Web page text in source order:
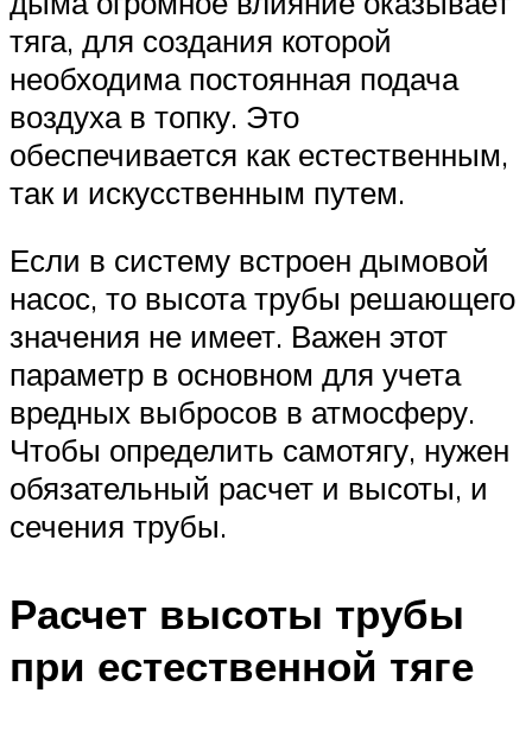
тяга, для создания которой
необходима постоянная подача
воздуха в топку. Это
обеспечивается как естественным,
так и искусственным путем.
Если в систему встроен дымовой
насос, то высота трубы решающего
значения не имеет. Важен этот
параметр в основном для учета
вредных выбросов в атмосферу.
Чтобы определить самотягу, нужен
обязательный расчет и высоты, и
сечения трубы.
Расчет высоты трубы
при естественной тяге